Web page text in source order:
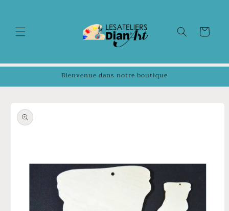
contenu
Panier
Bienvenue dans notre boutique
informations
produits